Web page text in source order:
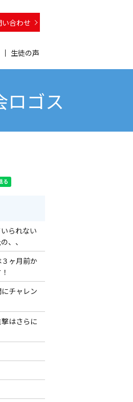
生徒の声
い合わせ
ロゴス
られない
、、
ヶ月前か
チャレン
はさらに